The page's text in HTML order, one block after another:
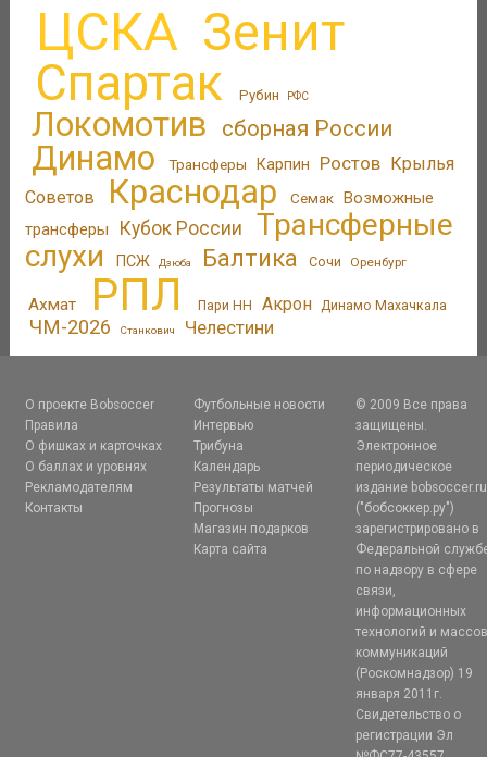
ЦСКА Зенит
Спартак Рубин РФС
Локомотив сборная России
Динамо Трансферы Карпин Ростов
Крылья
Советов
Краснодар Семак
Возможные
трансферы
Кубок России
Трансферные
слухи
ПСЖ Дзюба Балтика Сочи Оренбург
Ахмат РПЛ Пари НН Акрон Динамо Махачкала
ЧМ-2026 Станкович Челестини
О проекте Bobsoccer
Правила
О фишках и карточках
О баллах и уровнях
Рекламодателям
Контакты
Футбольные новости
Интервью
Трибуна
Календарь
Результаты матчей
Прогнозы
Магазин подарков
Карта сайта
© 2009 Все права
защищены.
Электронное
периодическое
издание bobsoccer.ru
("бобсоккер.ру")
зарегистрировано в
Федеральной
по надзору в сфере
связи,
информационных
технологий и
коммуникаций
(Роскомнадзор) 19
января 2011г.
Свидетельство о
регистрации Эл